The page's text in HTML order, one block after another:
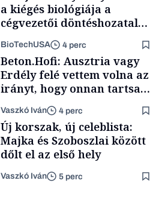
a kiégés biológiája a
cégvezetői döntéshozatal
BioTechUSA 4 perc
Beton.Hofi: Ausztria vagy
Erdély felé vettem volna az
irányt, hogy onnan tartsam
lélegeztetőgépen a magyar
zenét
Vaszkó Iván 4 perc
Új korszak, új celeblista:
Majka és Szoboszlai között
dőlt el az első hely
Vaszkó Iván 5 perc